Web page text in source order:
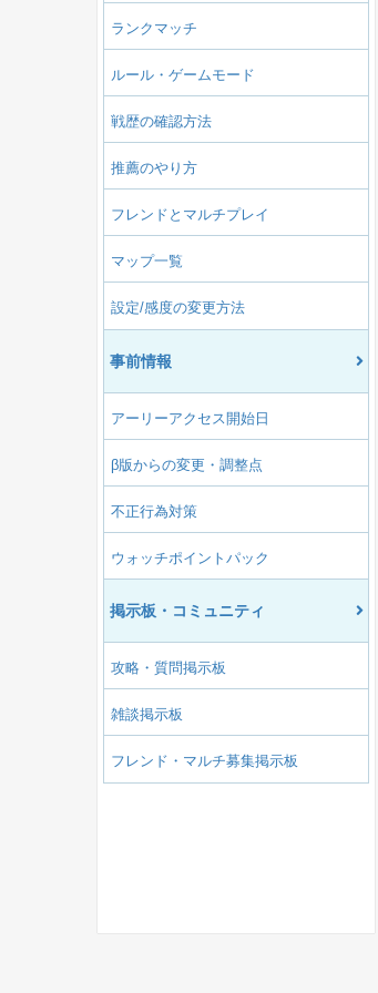
ランクマッチ
ルール・ゲームモード
戦歴の確認方法
推薦のやり方
フレンドとマルチプレイ
マップ一覧
設定/感度の変更方法
事前情報
アーリーアクセス開始日
β版からの変更・調整点
不正行為対策
ウォッチポイントパック
掲示板・コミュニティ
攻略・質問掲示板
雑談掲示板
フレンド・マルチ募集掲示板